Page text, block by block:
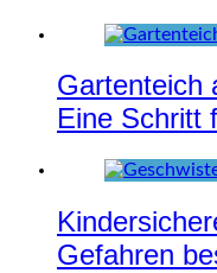
Gartenteich
Eine Schritt
Gefahren